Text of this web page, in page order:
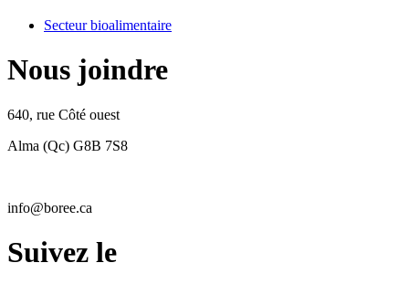
Secteur bioalimentaire
Nous joindre
640, rue Côté ouest
Alma (Qc) G8B 7S8
info@boree.ca
Suivez le